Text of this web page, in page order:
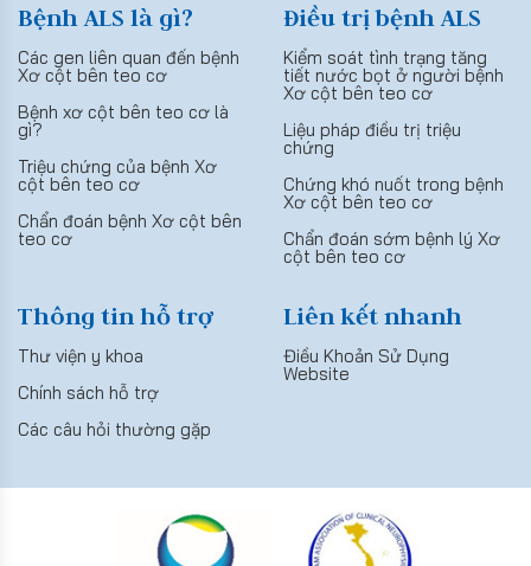
Bệnh ALS là gì?
Các gen liên quan đến bệnh
Xơ cột bên teo cơ
Bệnh xơ cột bên teo cơ là
gì?
Triệu chứng của bệnh Xơ
cột bên teo cơ
Chẩn đoán bệnh Xơ cột bên
teo cơ
Điều trị bệnh ALS
Kiểm soát tình trạng tăng
tiết nước bọt ở người bệnh
Xơ cột bên teo cơ
Liệu pháp điều trị triệu
chứng
Chứng khó nuốt trong bệnh
Xơ cột bên teo cơ
Chẩn đoán sớm bệnh lý Xơ
cột bên teo cơ
Thông tin hỗ trợ
Thư viện y khoa
Chính sách hỗ trợ
Các câu hỏi thường gặp
Liên kết nhanh
Điều Khoản Sử Dụng
Website